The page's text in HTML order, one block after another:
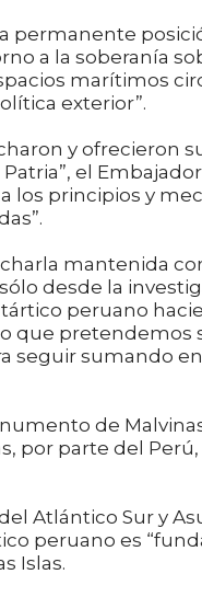
permanente
a la soberanía
marítimos
exterior”.
y ofrecieron
el
los principios y
mantenida
desde la
peruano
que pretendemos
seguir sumando
de
por parte del
Atlántico Sur y
peruano es
Islas.